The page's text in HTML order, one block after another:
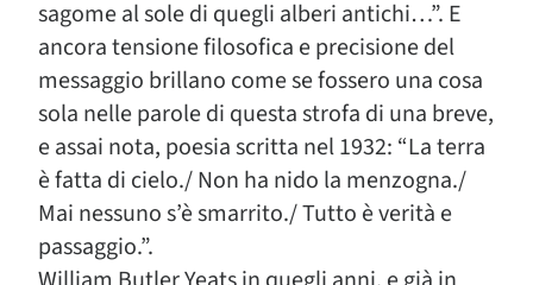
sagome al sole di quegli alberi antichi…”. E
ancora tensione filosofica e precisione del
messaggio brillano come se fossero una cosa
sola nelle parole di questa strofa di una breve,
e assai nota, poesia scritta nel 1932: “La terra
è fatta di cielo./ Non ha nido la menzogna./
Mai nessuno s’è smarrito./ Tutto è verità e
passaggio.”.